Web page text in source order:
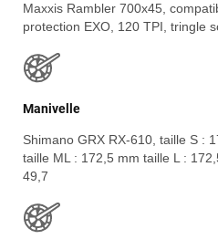
Maxxis Rambler 700x45,
protection EXO, 120 TPI, tringle
Manivelle
Shimano GRX RX-610, taille S :
taille ML : 172,5 mm taille L :
49,7